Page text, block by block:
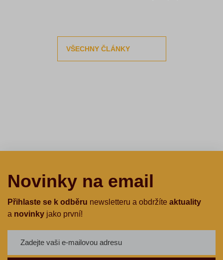
VŠECHNY ČLÁNKY
Novinky na email
Přihlaste se k odběru newsletteru a obdržíte aktuality
a novinky jako první!